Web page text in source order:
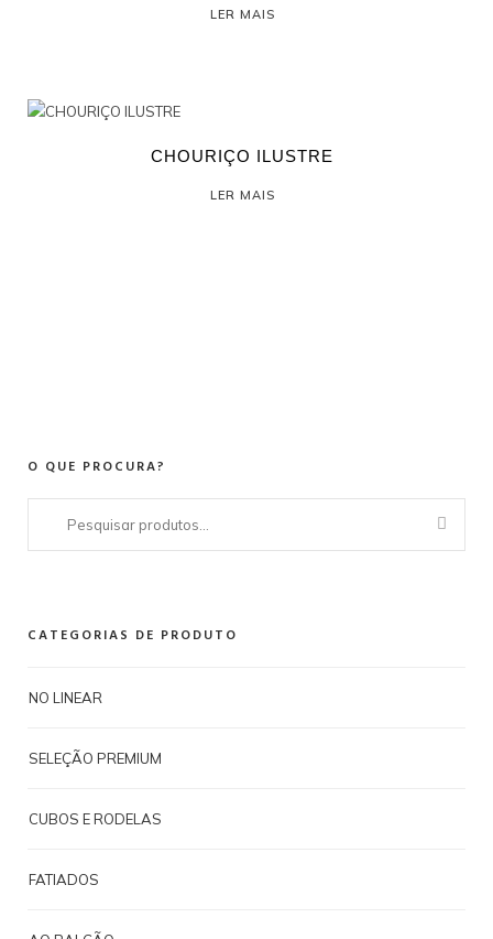
LER MAIS
CHOURIÇO ILUSTRE
LER MAIS
O QUE PROCURA?
CATEGORIAS DE PRODUTO
NO LINEAR
SELEÇÃO PREMIUM
CUBOS E RODELAS
FATIADOS